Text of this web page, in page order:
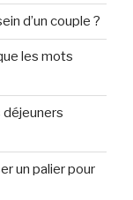
d’un couple ?
les mots
un palier pour